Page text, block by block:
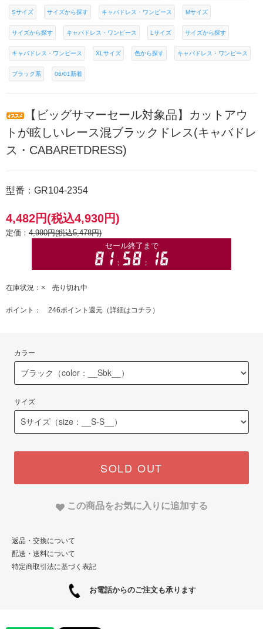
Sサイズ サイズから探す キャバドレス・ワンピース Mサイズ
サイズから探す キャバドレス・ワンピース Lサイズ サイズから探す
キャバドレス・ワンピース XLサイズ 色から探す キャバドレス・ワンピース
ブラック系 06/01新着
【ビッグサマーセール対象品】カットアウ
トが眩しいレース混ブラックドレス(キャバドレ
ス・CABARETDRESS)
型番：GR104-2354
4,482円(税込4,930円)
定価： 4,980円(税込5,478円)
在庫状況：× 売り切れ中
ポイント： 246ポイント還元（詳細はコチラ ）
カラー
サイズ
SOLD OUT
この商品をお気に入りに追加する
返品・交換について
配送・送料について
特定商取引法に基づく表記
お電話からのご注文も承ります